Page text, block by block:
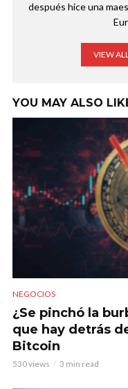
después hice una
VIEW
YOU MAY ALSO
NEGOCIOS
¿Se pinchó la
que hay detrás
Bitcoin
530 views 3 min read